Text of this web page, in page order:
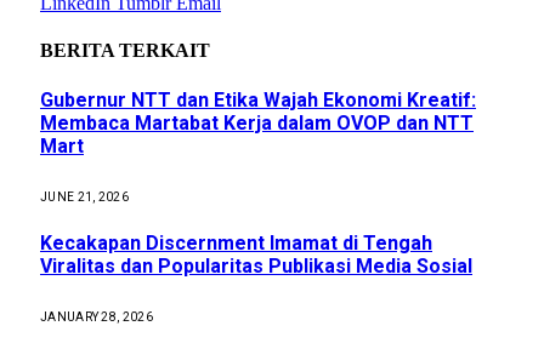
BERITA TERKAIT
Gubernur NTT dan Etika Wajah Ekonomi Kreatif:
Membaca Martabat Kerja dalam OVOP dan NTT
Mart
JUNE 21, 2026
Kecakapan Discernment Imamat di Tengah
Viralitas dan Popularitas Publikasi Media Sosial
JANUARY 28, 2026